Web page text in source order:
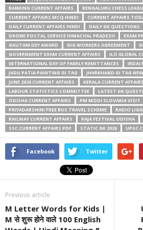
BANKING CURRENT AFFAIRS
BENGALURU CHESS
CURRENT AFFAIRS MCQ HINDI
CURRENT AFFAIRS
DAILY CURRENT AFFAIRS HINDI
DAILY GK QUESTIONS
DRONE POSTAL SERVICE HIMACHAL PRADESH
EXAM
GAUTAM DEY AWARD
GIG WORKERS AGREEMENT
GOVERNMENT EXAM CURRENT AFFAIRS
ILO GLOBAL
INTERNATIONAL DAY OF FAMILY REMITTANCES
IRDAI
JADU PATIA PAINTING GI TAG
JHARKHAND GI TAG
JUNE 2026 CURRENT AFFAIRS
KERALA CURRENT AFFAIRS
LABOUR STATISTICS COMMITTEE
LATEST GK
ODISHA CURRENT AFFAIRS
PM MODI SLOVAKIA VISIT
PRIYADARSHINI FREE BUS TRAVEL SCHEME
RADIO
RAILWAY CURRENT AFFAIRS
RAJA FESTIVAL ODISHA
SSC CURRENT AFFAIRS PDF
STATIC GK 2026 UPSC
Facebook Twitter
Previous article
M Letter Words for Kids |
M से शुरू होने वाले 100 English